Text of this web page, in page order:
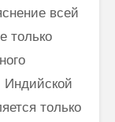
всей
только
Индийской
только